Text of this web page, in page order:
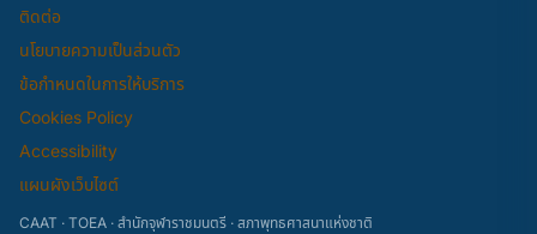
ติดต่อ
นโยบายความเป็นส่วนตัว
ข้อกำหนดในการให้บริการ
Cookies Policy
Accessibility
แผนผังเว็บไซต์
CAAT · TOEA · สำนักจุฬาราชมนตรี · สภาพุทธศาสนาแห่งชาติ